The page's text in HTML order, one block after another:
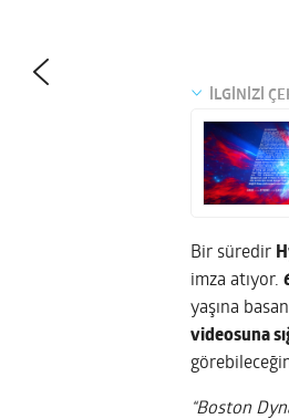
İLGİNİZİ
Bir süredir
imza atıyor.
yaşına
videosuna
“Boston